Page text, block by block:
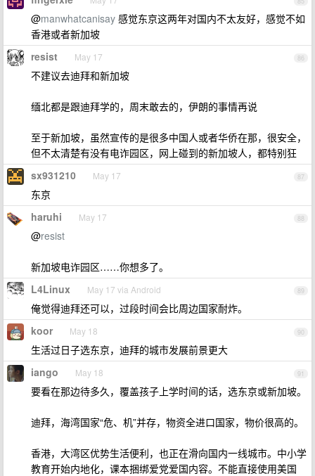
@manwhatcanisay 感觉东京这两年对国内不太友好，感觉不如
香港或者新加坡
86
resist May 17
不建议去迪拜和新加坡
缅北都是跟迪拜学的，周末敢去的，伊朗的事情再说
至于新加坡，虽然宣传的是很多中国人或者华侨在那，很安全，
但不太清楚有没有电诈园区，网上碰到的新加坡人，都特别狂
87
sx931210 May 17
东京
88
haruhi May 17
@resist
新加坡电诈园区……你想多了。
89
L4Linux May 17 via Android
俺觉得迪拜还可以，过段时间会比周边国家耐炸。
90
koor May 18
生活过日子选东京，迪拜的城市发展前景更大
91
iango May 18
要看在那边待多久，覆盖孩子上学时间的话，选东京或新加坡。
迪拜，海湾国家“危、机”并存，物资全进口国家，物价很高的。
香港，大湾区优势生活便利，也正在滑向国内一线城市。中小学
教育开始内地化，课本捆绑爱党爱国内容。不能直接使用美国